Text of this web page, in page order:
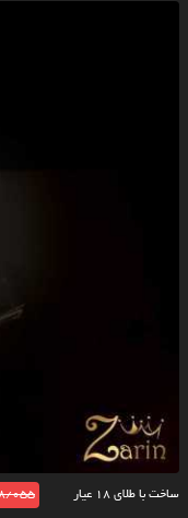
ساخت با طلای ۱۸ عیار 055